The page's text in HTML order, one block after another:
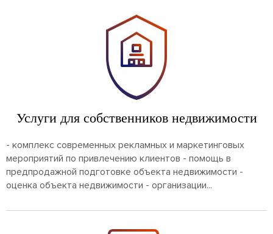
Услуги для собственников недвижимости
- комплекс современных рекламных и маркетинговых
мероприятий по привлечению клиентов - помощь в
предпродажной подготовке объекта недвижимости -
оценка объекта недвижимости - организации...